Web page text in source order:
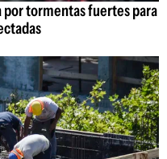
tormentas fuertes para